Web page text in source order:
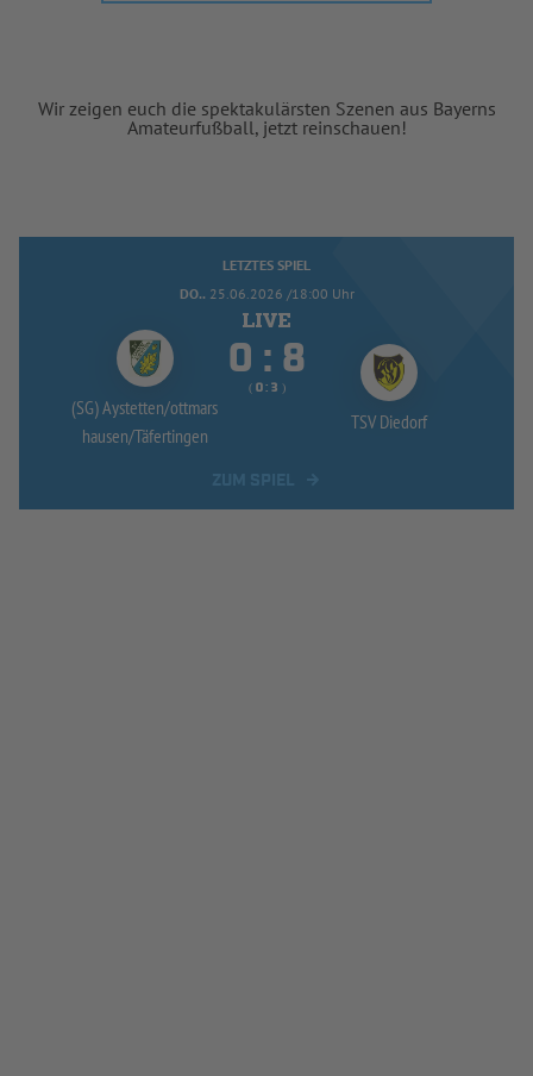
Wir zeigen euch die spektakulärsten Szenen aus Bayerns
Amateurfußball, jetzt reinschauen!
LETZTES SPIEL
DO.. 25.06.2026 /18:00 Uhr
(SG) Aystetten/ottmars
hausen/Täfertingen
 : 
( :  )
TSV Diedorf